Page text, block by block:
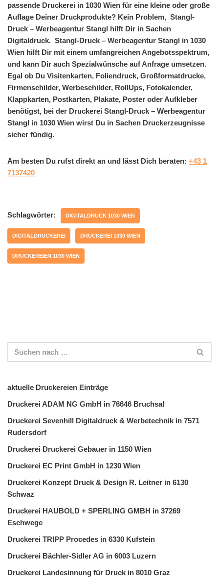
passende Druckerei in 1030 Wien für eine kleine oder große
Auflage Deiner Druckprodukte? Kein Problem, Stangl-
Druck – Werbeagentur Stangl hilft Dir in Sachen
Digitaldruck. Stangl-Druck – Werbeagentur Stangl in 1030
Wien hilft Dir mit einem umfangreichen Angebotsspektrum,
und kann Dir auch Spezialwünsche auf Anfrage umsetzen.
Egal ob Du Visitenkarten, Foliendruck, Großformatdrucke,
Firmenschilder, Werbeschilder, RollUps, Fotokalender,
Klappkarten, Postkarten, Plakate, Poster oder Aufkleber
benötigst, bei der Druckerei Stangl-Druck – Werbeagentur
Stangl in 1030 Wien wirst Du in Sachen Druckerzeugnisse
sicher fündig.
Am besten Du rufst direkt an und lässt Dich beraten: +43 1
7137420
Schlagwörter: DIGITALDRUCK 1030 WIEN
DIGITALDRUCKEREI DRUCKEREI 1030 WIEN
DRUCKEREIEN 1030 WIEN
aktuelle Druckereien Einträge
Druckerei ADAM NG GmbH in 76646 Bruchsal
Druckerei Sevenhill Digitaldruck & Werbetechnik in 7571
Rudersdorf
Druckerei Druckerei Gebauer in 1150 Wien
Druckerei EC Print GmbH in 1230 Wien
Druckerei Konzept Druck & Design R. Leitner in 6130
Schwaz
Druckerei HAUBOLD + SPERLING GMBH in 37269
Eschwege
Druckerei TRIPP Procedes in 6330 Kufstein
Druckerei Bächler-Sidler AG in 6003 Luzern
Druckerei Landesinnung für Druck in 8010 Graz